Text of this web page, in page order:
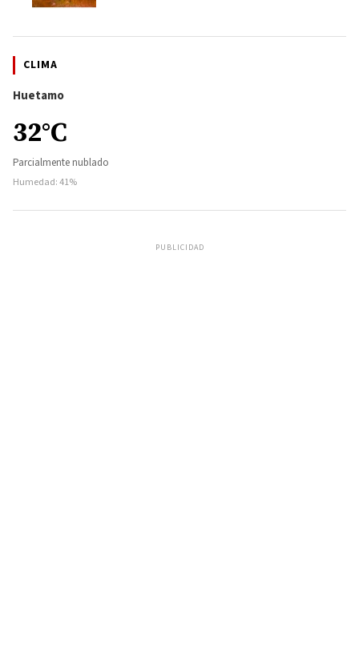
CLIMA
Huetamo
32°C
Parcialmente nublado
Humedad: 41%
PUBLICIDAD